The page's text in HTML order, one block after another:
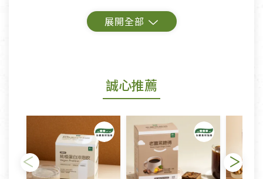
鑑賞期商品說明：
若您購買的商品有下列「不適用七天鑑賞期商品」情
形者，除商品瑕疵以外，恕不接受退換貨.
依消保法之規定提供該商品七天免費鑑賞期(含例假
日)的服務，原則上若商品未經使用或被汙損(除商品
瑕疵)，一般皆可申請退換貨。
誠心推薦